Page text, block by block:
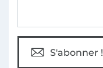
S'abonner !